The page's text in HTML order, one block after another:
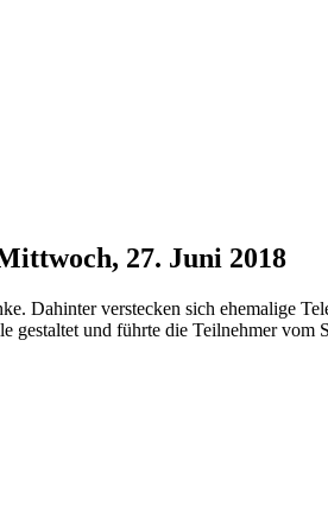
27. Juni 2018
Dahinter verstecken sich ehemalige
und führte die Teilnehmer vom